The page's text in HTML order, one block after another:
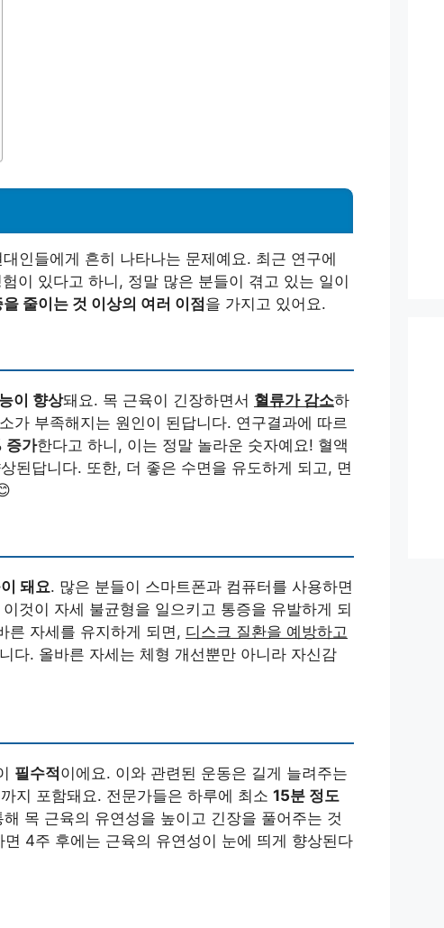
인들에게 흔히 나타나는 문제예요. 최근 연구에
이 있다고 하니, 정말 많은 분들이 겪고 있는 일이
줄이는 것 이상의 여러 이점을 가지고 있어요.
이 향상돼요. 목 근육이 긴장하면서 혈류가 감소하
가 부족해지는 원인이 된답니다. 연구결과에 따르
증가한다고 하니, 이는 정말 놀라운 숫자예요! 혈액
된답니다. 또한, 더 좋은 수면을 유도하게 되고, 면
돼요. 많은 분들이 스마트폰과 컴퓨터를 사용하면
것이 자세 불균형을 일으키고 통증을 유발하게 되
른 자세를 유지하게 되면, 디스크 질환을 예방하고
다. 올바른 자세는 체형 개선뿐만 아니라 자신감
필수적 이에요. 이와 관련된 운동은 길게 늘려주는
지 포함돼요. 전문가들은 하루에 최소 15분 정도
목 근육의 유연성을 높이고 긴장을 풀어주는 것
4주 후에는 근육의 유연성이 눈에 띄게 향상된다